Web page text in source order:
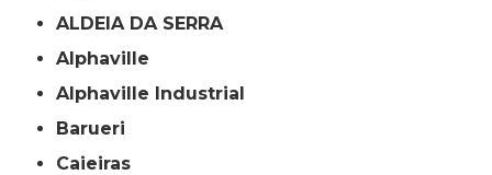
ALDEIA DA SERRA
Alphaville
Alphaville Industrial
Barueri
Caieiras